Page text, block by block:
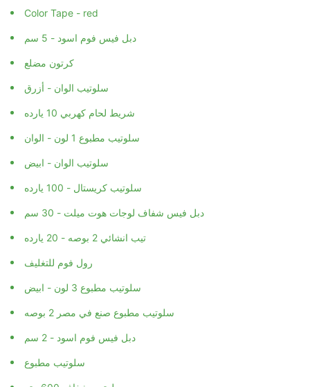
Color Tape - red
دبل فيس فوم اسود - 5 سم
كرتون مضلع
سلوتيب الوان - أزرق
شريط لحام كهربي 10 يارده
سلوتيب مطبوع 1 لون - الوان
سلوتيب الوان - ابيض
سلوتيب كريستال - 100 يارده
دبل فيس شفاف لوجات هوت ميلت - 30 سم
تيب انشائي 2 بوصه - 20 يارده
رول فوم للتغليف
سلوتيب مطبوع 3 لون - ابيض
سلوتيب مطبوع صنع في مصر 2 بوصه
دبل فيس فوم اسود - 2 سم
سلوتيب مطبوع